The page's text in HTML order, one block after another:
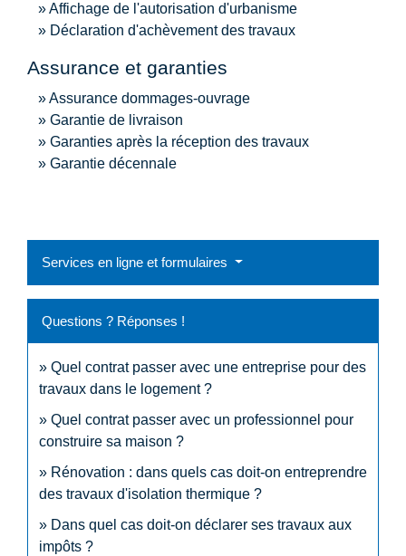
Affichage de l'autorisation d'urbanisme
Déclaration d'achèvement des travaux
Assurance et garanties
Assurance dommages-ouvrage
Garantie de livraison
Garanties après la réception des travaux
Garantie décennale
Services en ligne et formulaires
Questions ? Réponses !
Quel contrat passer avec une entreprise pour des
travaux dans le logement ?
Quel contrat passer avec un professionnel pour
construire sa maison ?
Rénovation : dans quels cas doit-on entreprendre
des travaux d'isolation thermique ?
Dans quel cas doit-on déclarer ses travaux aux
impôts ?